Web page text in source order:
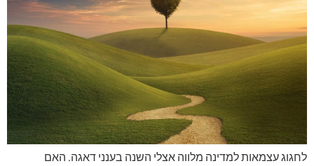
לחגוג עצמאות למדינה מלווה אצלי השנה בענני דאגה. האם